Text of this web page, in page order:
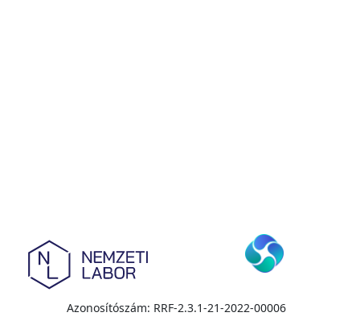
Azonosítószám: RRF-2.3.1-21-2022-00006